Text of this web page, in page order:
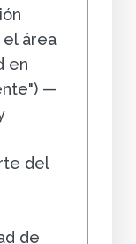
el área
en
—
del
de